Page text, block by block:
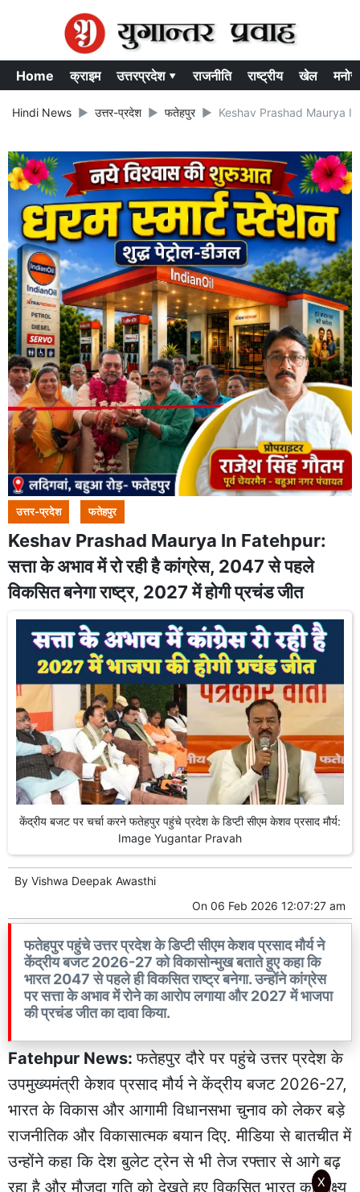
Home क्राइम उत्तरप्रदेश ▾ राजनीति राष्ट्रीय खेल
Hindi News उत्तर-प्रदेश फतेहपुर Keshav Prashad Maurya In
उत्तर-प्रदेश फतेहपुर
Keshav Prashad Maurya In Fatehpur:
सत्ता के अभाव में रो रही है कांग्रेस, 2047 से पहले
विकसित बनेगा राष्ट्र, 2027 में होगी प्रचंड जीत
केंद्रीय बजट पर चर्चा करने फतेहपुर पहुंचे प्रदेश के डिप्टी सीएम केशव प्रसाद मौर्य:
Image Yugantar Pravah
By Vishwa Deepak Awasthi
On 06 Feb 2026 12:07:27 am
फतेहपुर पहुंचे उत्तर प्रदेश के डिप्टी सीएम केशव प्रसाद मौर्य ने
केंद्रीय बजट 2026-27 को विकासोन्मुख बताते हुए कहा कि
भारत 2047 से पहले ही विकसित राष्ट्र बनेगा. उन्होंने कांग्रेस
पर सत्ता के अभाव में रोने का आरोप लगाया और 2027 में भाजपा
की प्रचंड जीत का दावा किया.
Fatehpur News:फतेहपुर दौरे पर पहुंचे उत्तर प्रदेश के
उपमुख्यमंत्री केशव प्रसाद मौर्य ने केंद्रीय बजट 2026-27,
भारत के विकास और आगामी विधानसभा चुनाव को लेकर बड़े
राजनीतिक और विकासात्मक बयान दिए. मीडिया से बातचीत में
उन्होंने कहा कि देश बुलेट ट्रेन से भी तेज रफ्तार से आगे बढ़
रहा है और मौजूदा गति को देखते हुए विकसित भारत का लक्ष्य
X